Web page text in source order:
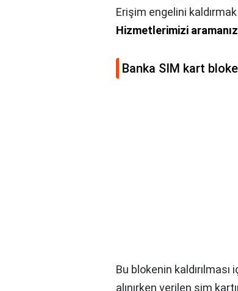
Erişim engelini
Hizmetlerimizi
Banka SIM kart
Bu blokenin kaldırılması
alınırken verilen sim